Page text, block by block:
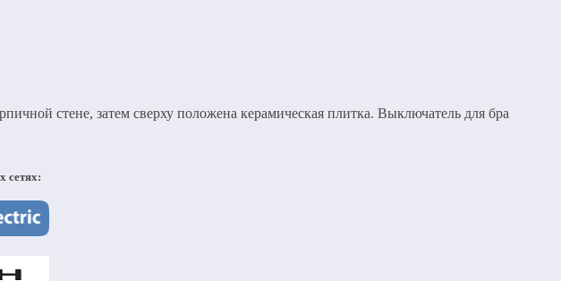
стене, затем сверху положена керамическая плитка. Выключатель для бра
сетях: